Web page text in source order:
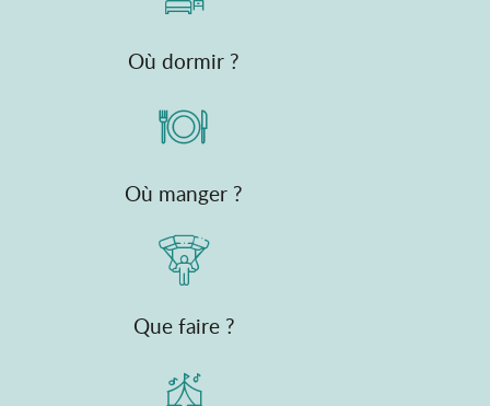
Où dormir ?
Où manger ?
Que faire ?